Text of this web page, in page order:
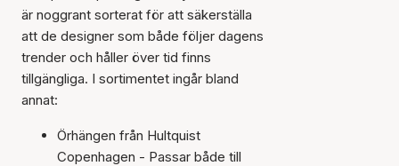
är noggrant sorterat för att säkerställa
att de designer som både följer dagens
trender och håller över tid finns
tillgängliga. I sortimentet ingår bland
annat:
Örhängen från Hultquist
Copenhagen - Passar både till